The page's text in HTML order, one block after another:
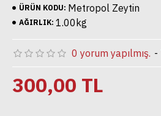
ÜRÜN KODU: Metropol Zeytin
AĞIRLIK: 1.00kg
0 yorum yapılmış. -
300,00 TL